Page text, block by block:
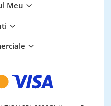
Meu